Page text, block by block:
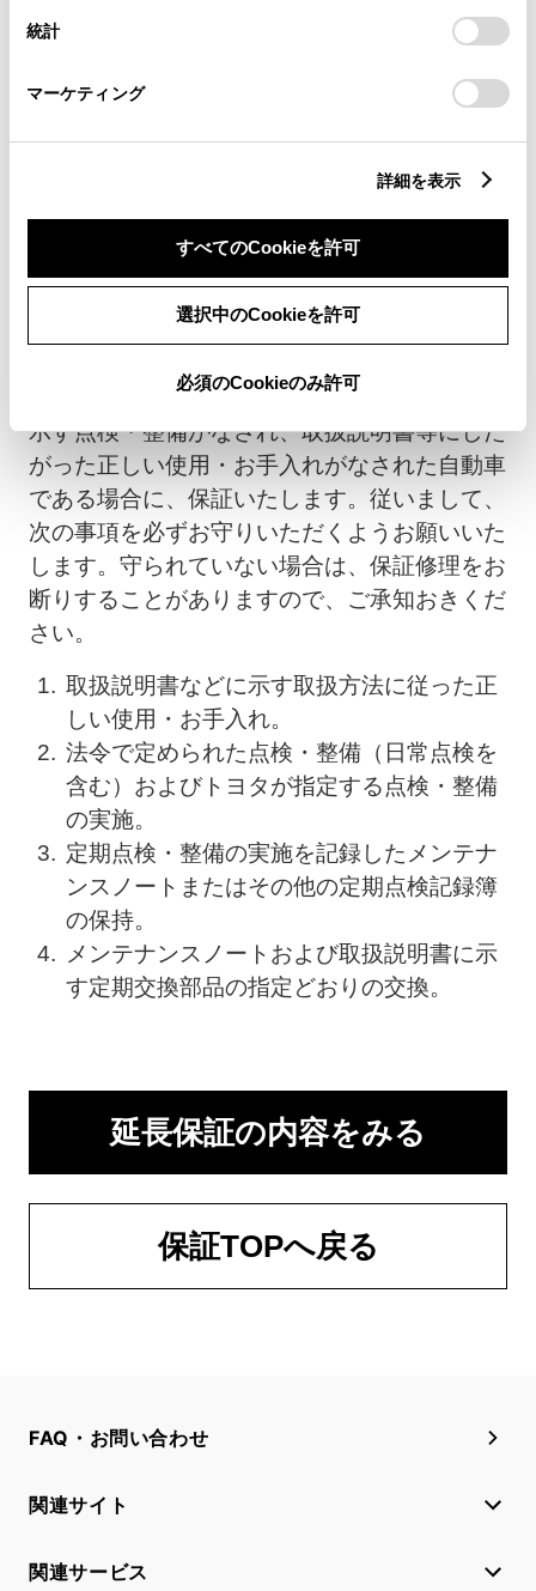
設定の変更、同意を撤回したりするにあたっては、当社の
「Cookie（クッキー）情報の取り扱いについて
」をご覧くだ
統計
マーケティング
詳細を表示
すべてのCookieを許可
選択中のCookieを許可
必須のCookieのみ許可
保証内容・期間は、車種ごとに異なる場合がありま
確認いただくか、または販売店にお問い合わせくだ
お客さまにお守りいただく事項
お客さまのおクルマが、メンテナンスノートに
示す点検・整備がなされ、取扱説明書等にした
がった正しい使用・お手入れがなされた自動車
である場合に、保証いたします。従いまして、
次の事項を必ずお守りいただくようお願いいた
します。守られていない場合は、保証修理をお
断りすることがありますので、ご承知おきくだ
さい。
1. 取扱説明書などに示す取扱方法に従った正
しい使用・お手入れ。
2. 法令で定められた点検・整備（日常点検を
含む）およびトヨタが指定する点検・整備
の実施。
3. 定期点検・整備の実施を記録したメンテナ
ンスノートまたはその他の定期点検記録簿
の保持。
4.
メンテナンスノートおよび取扱説明書に示
す定期交換部品の指定どおりの交換。
延長保証の内容をみる
保証TOPへ戻る
FAQ・お問い合わせ
関連サイト
関連サービス